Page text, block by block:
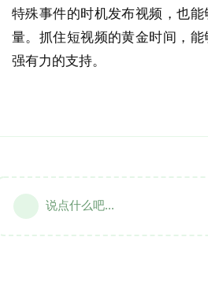
特殊事件的时机发布视频，也
量。抓住短视频的黄金时间，
强有力的支持。
说点什么吧...